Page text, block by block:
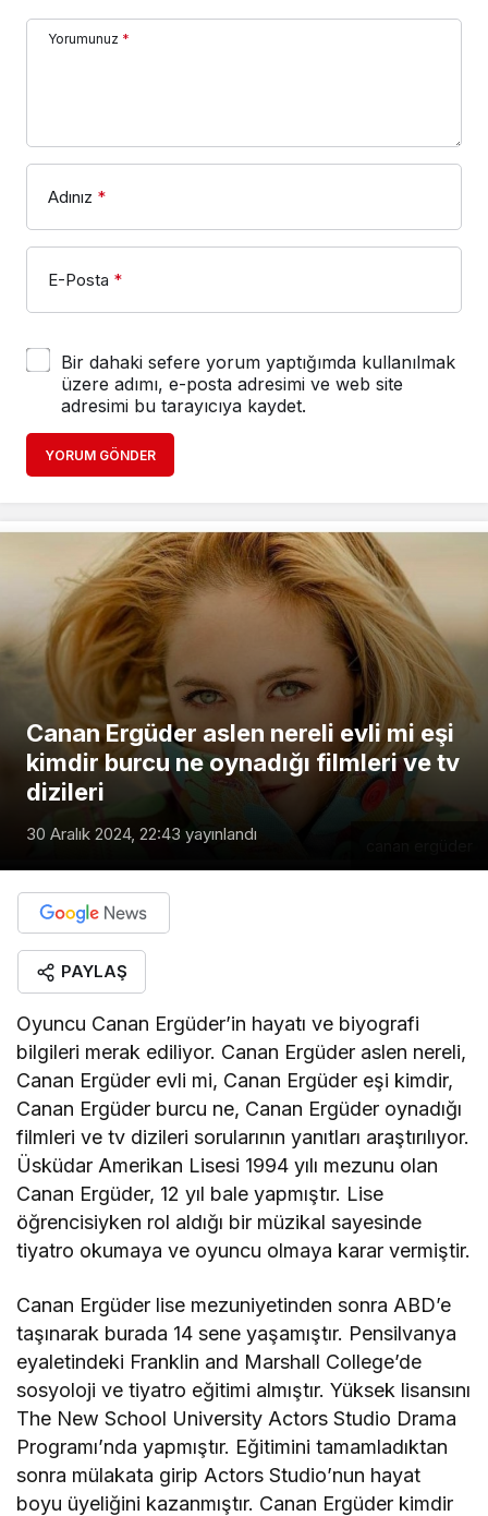
Yorumunuz *
Adınız *
E-Posta *
Bir dahaki sefere yorum yaptığımda kullanılmak
üzere adımı, e-posta adresimi ve web site
adresimi bu tarayıcıya kaydet.
YORUM GÖNDER
Canan Ergüder aslen nereli evli mi eşi
kimdir burcu ne oynadığı filmleri ve tv
dizileri
30 Aralık 2024, 22:43 yayınlandı
PAYLAŞ
Oyuncu Canan Ergüder’in hayatı ve biyografi
bilgileri merak ediliyor. Canan Ergüder aslen nereli,
Canan Ergüder evli mi, Canan Ergüder eşi kimdir,
Canan Ergüder burcu ne, Canan Ergüder oynadığı
filmleri ve tv dizileri sorularının yanıtları araştırılıyor.
Üsküdar Amerikan Lisesi 1994 yılı mezunu olan
Canan Ergüder, 12 yıl bale yapmıştır. Lise
öğrencisiyken rol aldığı bir müzikal sayesinde
tiyatro okumaya ve oyuncu olmaya karar vermiştir.
Canan Ergüder lise mezuniyetinden sonra ABD’e
taşınarak burada 14 sene yaşamıştır. Pensilvanya
eyaletindeki Franklin and Marshall College’de
sosyoloji ve tiyatro eğitimi almıştır. Yüksek lisansını
The New School University Actors Studio Drama
Programı’nda yapmıştır. Eğitimini tamamladıktan
sonra mülakata girip Actors Studio’nun hayat
boyu üyeliğini kazanmıştır. Canan Ergüder kimdir